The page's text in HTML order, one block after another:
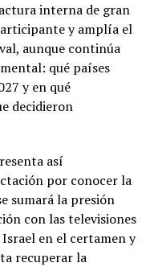
interna de gran
y amplía el
aunque continúa
qué países
y en qué
decidieron
así
por conocer la
sumará la presión
con las televisiones
en el certamen y
recuperar la